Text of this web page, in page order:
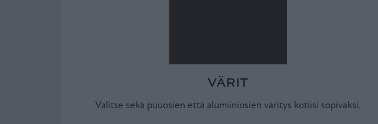
VÄRIT
Valitse sekä puuosien että alumiiniosien väritys kotiisi sopivaksi.